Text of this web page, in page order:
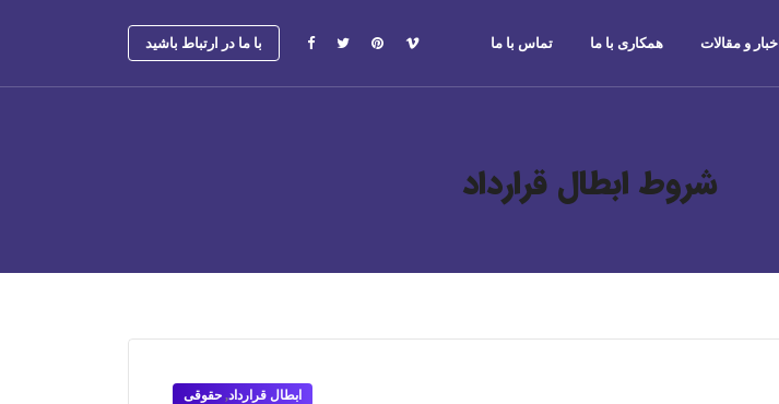
با ما در ارتباط باشید اخبار و مقالات همکاری با ما تماس با ما
شروط ابطال قرارداد
ابطال قرارداد, حقوقی